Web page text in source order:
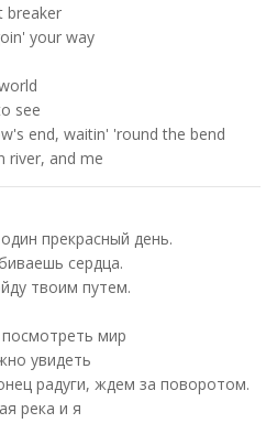
breaker
your way
see
end, waitin' 'round the bend
river, and me
прекрасный день.
сердца.
твоим путем.
мир
увидеть
радуги, ждем за поворотом.
река и я